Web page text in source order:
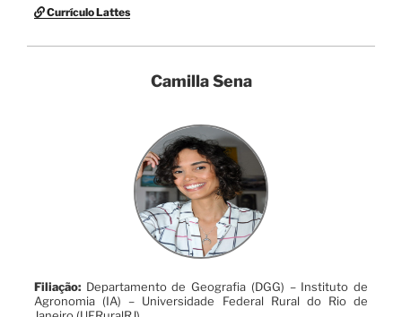
Currículo Lattes
Camilla Sena
Filiação: Departamento de Geografia (DGG) – Instituto de
Agronomia (IA) – Universidade Federal Rural do Rio de